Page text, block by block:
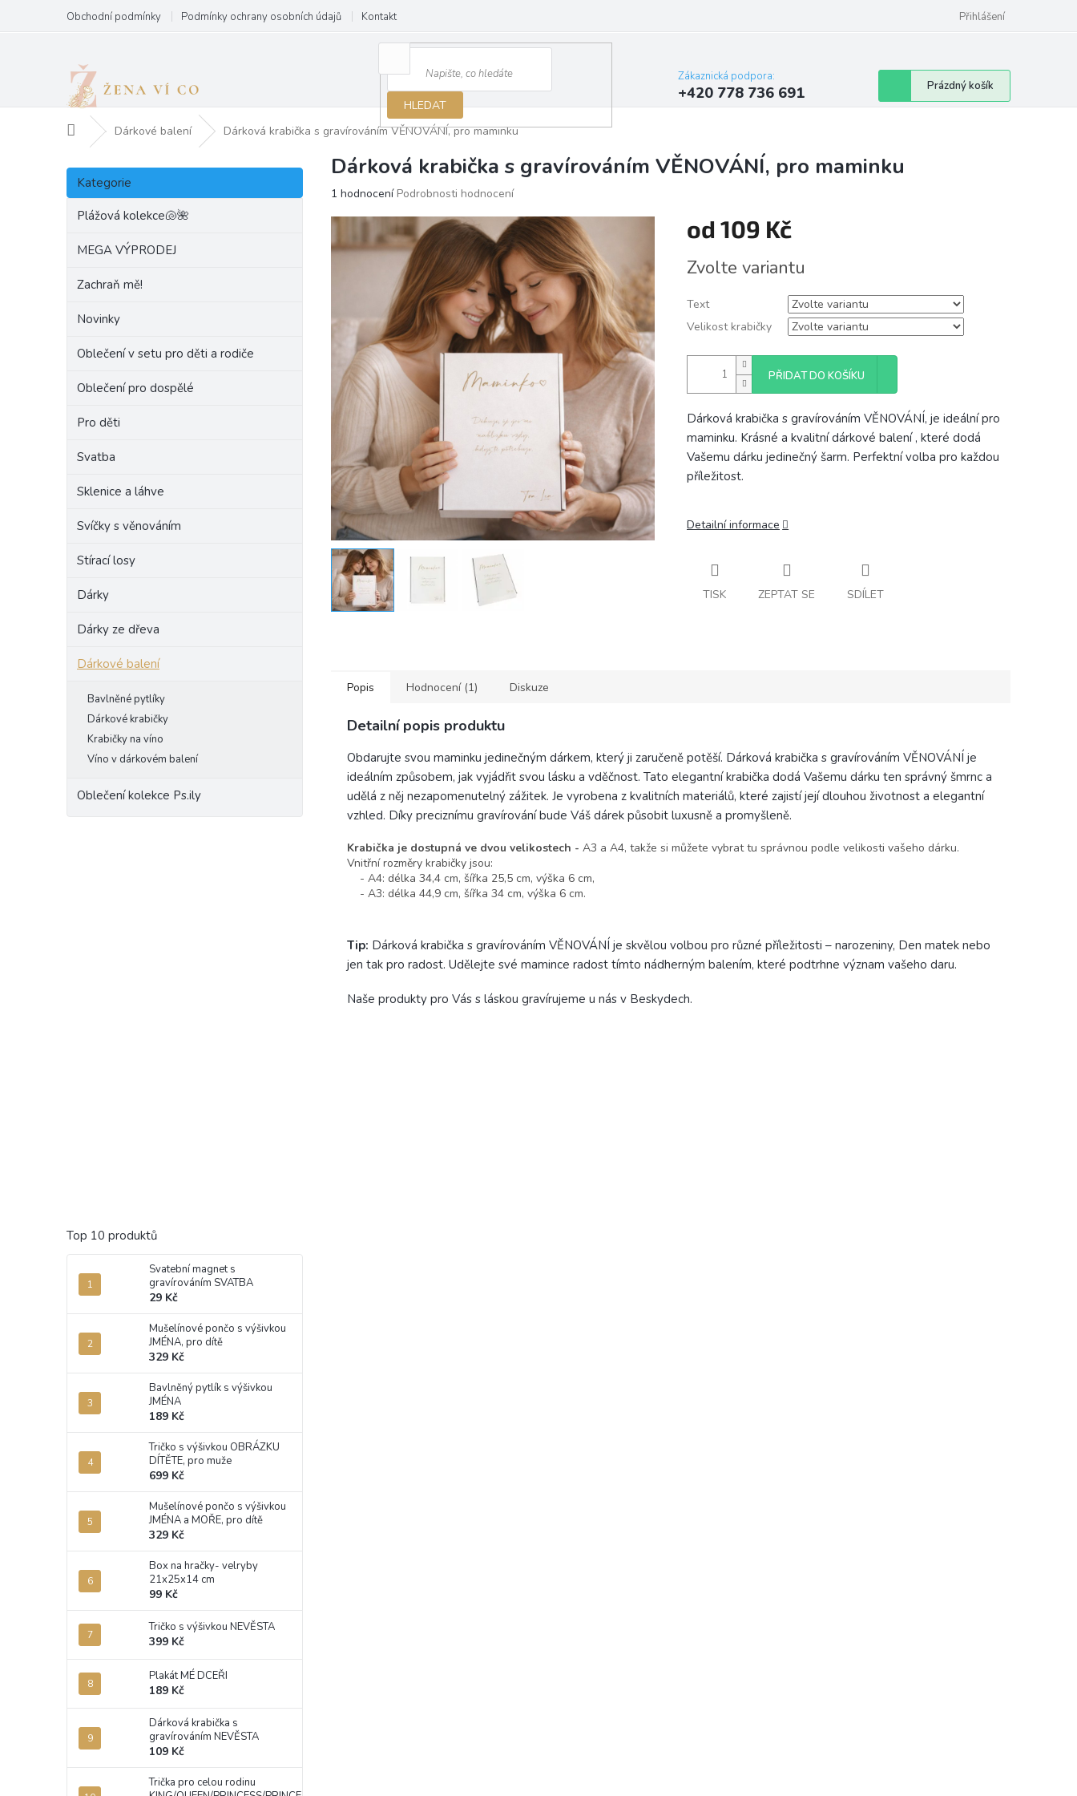
obsah
Obchodní podmínky Podmínky ochrany osobních údajů Kontakt Přihlášení
HLEDAT
Zákaznická podpora:
+420 778 736 691
Nákupní
košík
Prázdný košík
Domů Dárkové balení Dárková krabička s gravírováním VĚNOVÁNÍ, pro maminku
P
s
Přeskočit
kategorie
Kategorie
Plážová kolekce🐚🌺
MEGA VÝPRODEJ
Zachraň mě!
Novinky
Oblečení v setu pro děti a rodiče
Oblečení pro dospělé
Pro děti
Svatba
Sklenice a láhve
Svíčky s věnováním
Stírací losy
Dárky
Dárky ze dřeva
Dárkové balení
Bavlněné pytlíky
Dárkové krabičky
Krabičky na víno
Víno v dárkovém balení
Oblečení kolekce Ps.ily
Top 10 produktů
Svatební magnet s
gravírováním SVATBA
29 Kč
Mušelínové pončo s výšivkou
JMÉNA, pro dítě
329 Kč
Bavlněný pytlík s výšivkou
JMÉNA
189 Kč
Tričko s výšivkou OBRÁZKU
DÍTĚTE, pro muže
699 Kč
Mušelínové pončo s výšivkou
JMÉNA a MOŘE, pro dítě
329 Kč
Box na hračky- velryby
21x25x14 cm
99 Kč
Tričko s výšivkou NEVĚSTA
399 Kč
Plakát MÉ DCEŘI
189 Kč
Dárková krabička s
gravírováním NEVĚSTA
109 Kč
Trička pro celou rodinu
Dárková krabička s gravírováním VĚNOVÁNÍ, pro maminku
Průměrné
produktu
5,0
1 hodnocení Podrobnosti hodnocení
od 109 Kč
cena:
Zvolte variantu
Text
Velikost krabičky
PŘIDAT DO KOŠÍKU
Dárková krabička s gravírováním VĚNOVÁNÍ, je ideální pro
maminku. Krásné a kvalitní dárkové balení , které dodá
Vašemu dárku jedinečný šarm. Perfektní volba pro každou
příležitost.
Detailní informace
TISK ZEPTAT SE SDÍLET
Popis Hodnocení (1) Diskuze
Detailní popis produktu
Obdarujte svou maminku jedinečným dárkem, který ji zaručeně potěší. Dárková krabička s gravírováním VĚNOVÁNÍ je
ideálním způsobem, jak vyjádřit svou lásku a vděčnost. Tato elegantní krabička dodá Vašemu dárku ten správný šmrnc a
udělá z něj nezapomenutelný zážitek. Je vyrobena z kvalitních materiálů, které zajistí její dlouhou životnost a elegantní
vzhled. Díky preciznímu gravírování bude Váš dárek působit luxusně a promyšleně.
Krabička je dostupná ve dvou velikostech - A3 a A4, takže si můžete vybrat tu správnou podle velikosti vašeho dárku.
Vnitřní rozměry krabičky jsou:
- A4: délka 34,4 cm, šířka 25,5 cm, výška 6 cm,
- A3: délka 44,9 cm, šířka 34 cm, výška 6 cm.
Tip: Dárková krabička s gravírováním VĚNOVÁNÍ je skvělou volbou pro různé příležitosti – narozeniny, Den matek nebo
jen tak pro radost. Udělejte své mamince radost tímto nádherným balením, které podtrhne význam vašeho daru.
Naše produkty pro Vás s láskou gravírujeme u nás v Beskydech.